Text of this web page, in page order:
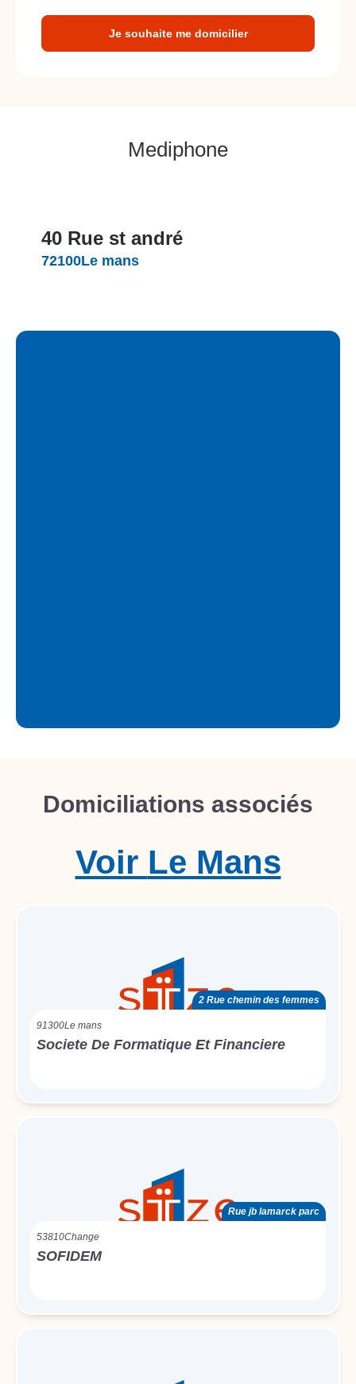
Je souhaite me domicilier
Mediphone
40 Rue st andré
72100Le mans
Domiciliations associés
Le Mans
Voir
2 Rue chemin des femmes
91300Le mans
Societe De Formatique Et Financiere
Rue jb lamarck parc
53810Change
SOFIDEM